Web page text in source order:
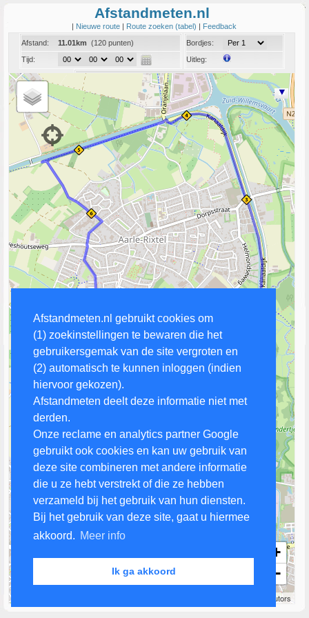
Afstandmeten.nl gebruikt cookies om
(1) zoekinstellingen te bewaren die het
gebruikersgemak van de site vergroten en
(2) automatisch te kunnen inloggen (indien
hiervoor gekozen).
Afstandmeten deelt deze informatie niet met
derden.
Onze reclame en analytics partner Google
gebruikt ook cookies en kan uw gebruik van
deze site combineren met andere informatie
die u ze hebt verstrekt of die ze hebben
verzameld bij het gebruik van hun diensten.
Bij het gebruik van deze site, gaat u hiermee
akkoord. Meer info
Ik ga akkoord
Afstandmeten.nl
| Nieuwe route | Route zoeken (tabel) | Feedback
Afstand:
11.01km (120 punten)
Tijd:
Bordjes:
Uitleg:
Coord:
Info:Link naar deze route
+
−
contributors